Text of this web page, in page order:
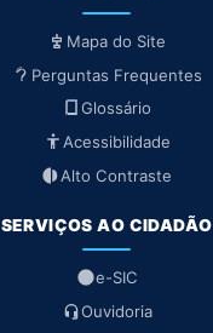
Mapa do Site
Perguntas Frequentes
Glossário
Acessibilidade
Alto Contraste
SERVIÇOS AO CIDADÃO
e-SIC
Ouvidoria